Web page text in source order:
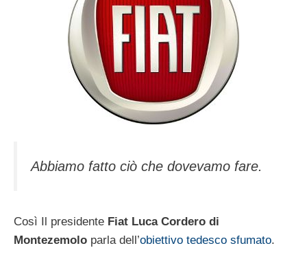
Abbiamo fatto ciò che dovevamo fare.
Così Il presidente Fiat Luca Cordero di
Montezemolo parla dell’obiettivo tedesco sfumato.